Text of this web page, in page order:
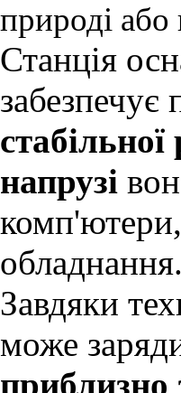
природі або
Станція
забезпечує
напрузі
обладнання.
Завдяки
може
приблизно